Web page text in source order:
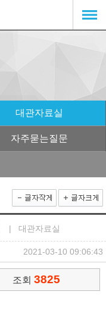
대관자료실
자주묻는질문
| 대관자료실
2021-03-10 09:06:43
조회 3825